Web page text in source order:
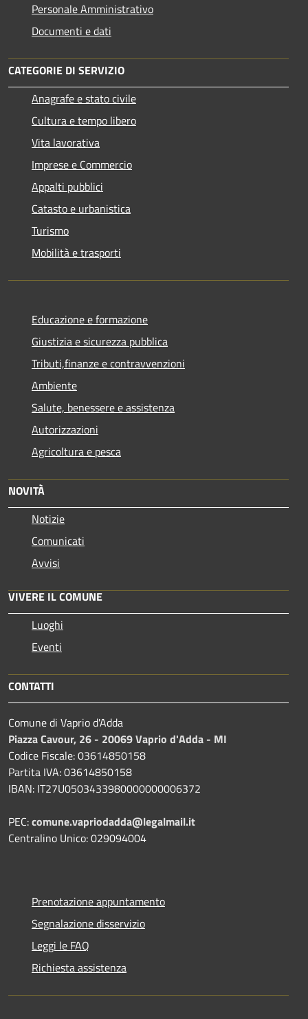
Personale Amministrativo
Documenti e dati
CATEGORIE DI SERVIZIO
Anagrafe e stato civile
Cultura e tempo libero
Vita lavorativa
Imprese e Commercio
Appalti pubblici
Catasto e urbanistica
Turismo
Mobilità e trasporti
Educazione e formazione
Giustizia e sicurezza pubblica
Tributi,finanze e contravvenzioni
Ambiente
Salute, benessere e assistenza
Autorizzazioni
Agricoltura e pesca
NOVITÀ
Notizie
Comunicati
Avvisi
VIVERE IL COMUNE
Luoghi
Eventi
CONTATTI
Comune di Vaprio d'Adda
Piazza Cavour, 26 - 20069 Vaprio d'Adda - MI
Codice Fiscale: 03614850158
Partita IVA: 03614850158
IBAN: IT27U0503433980000000006372
PEC:comune.vapriodadda@legalmail.it
Centralino Unico: 029094004
Prenotazione appuntamento
Segnalazione disservizio
Leggi le FAQ
Richiesta assistenza